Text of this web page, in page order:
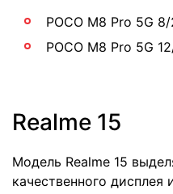
POCO M8 Pro 5G
POCO M8 Pro 5G
Realme 15
Модель Realme 15
качественного дисплея